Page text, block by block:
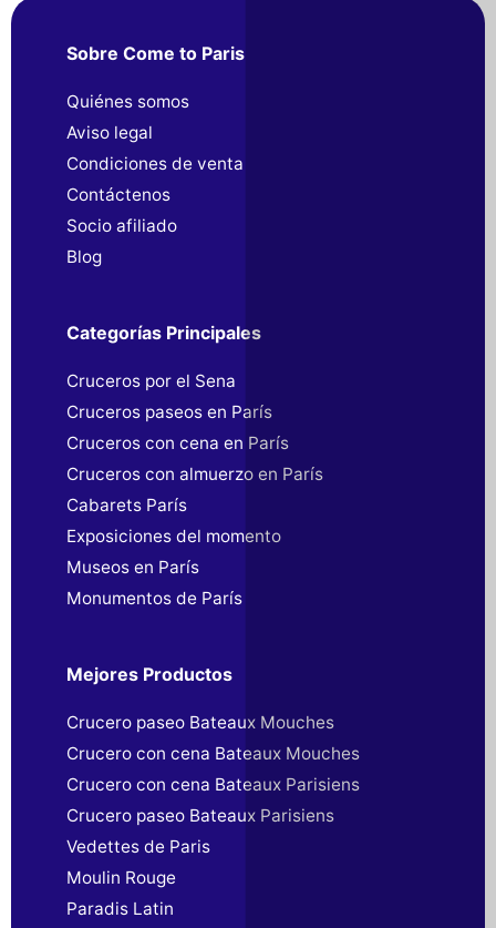
Sobre Come to Paris
Quiénes somos
Aviso legal
Condiciones de venta
Contáctenos
Socio afiliado
Blog
Categorías Principales
Cruceros por el Sena
Cruceros paseos en París
Cruceros con cena en París
Cruceros con almuerzo en París
Cabarets París
Exposiciones del momento
Museos en París
Monumentos de París
Mejores Productos
Crucero paseo Bateaux Mouches
Crucero con cena Bateaux Mouches
Crucero con cena Bateaux Parisiens
Crucero paseo Bateaux Parisiens
Vedettes de Paris
Moulin Rouge
Paradis Latin